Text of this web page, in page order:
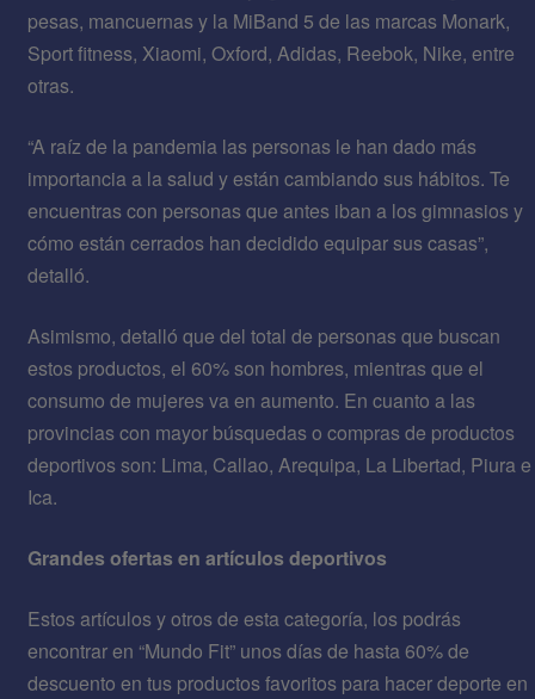
pesas, mancuernas y la MiBand 5 de las marcas Monark,
Sport fitness, Xiaomi, Oxford, Adidas, Reebok, Nike, entre
otras.
“A raíz de la pandemia las personas le han dado más
importancia a la salud y están cambiando sus hábitos. Te
encuentras con personas que antes iban a los gimnasios y
cómo están cerrados han decidido equipar sus casas”,
detalló.
Asimismo, detalló que del total de personas que buscan
estos productos, el 60% son hombres, mientras que el
consumo de mujeres va en aumento. En cuanto a las
provincias con mayor búsquedas o compras de productos
deportivos son: Lima, Callao, Arequipa, La Libertad, Piura e
Ica.
Grandes ofertas en artículos deportivos
Estos artículos y otros de esta categoría, los podrás
encontrar en “Mundo Fit” unos días de hasta 60% de
descuento en tus productos favoritos para hacer deporte en